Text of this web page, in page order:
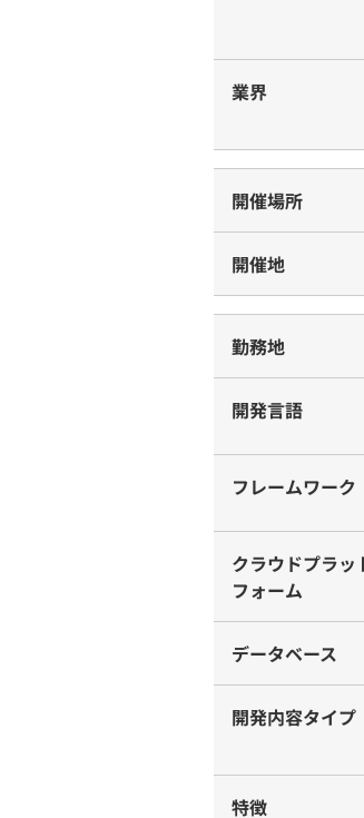
業界
開催場所
開催地
勤務地
開発言語
フレームワーク
クラウドプラッ
フォーム
データベース
開発内容タイプ
特徴